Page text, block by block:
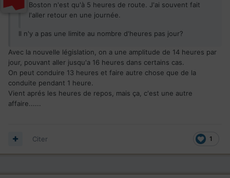
Boston n'est qu'à 5 heures de route. J'ai souvent fait
l'aller retour en une journée.
Il n'y a pas une limite au nombre d'heures pas jour?
Avec la nouvelle législation, on a une amplitude de 14 heures par
jour, pouvant aller jusqu'a 16 heures dans certains cas.
On peut conduire 13 heures et faire autre chose que de la
conduite pendant 1 heure.
Vient aprés les heures de repos, mais ça, c'est une autre
affaire......
1
Citer